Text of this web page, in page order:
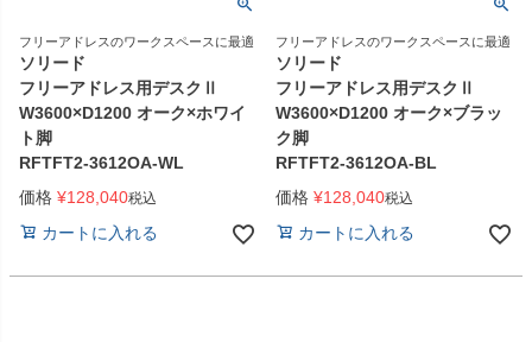
フリーアドレスのワークスペースに最適
ソリード
フリーアドレス用デスクⅡ
W3600×D1200 オーク×ホワイ
ト脚
RFTFT2-3612OA-WL
価格 ¥128,040税込
カートに入れる
フリーアドレスのワークスペースに最適
ソリード
フリーアドレス用デスクⅡ
W3600×D1200 オーク×ブラッ
ク脚
RFTFT2-3612OA-BL
価格 ¥128,040税込
カートに入れる